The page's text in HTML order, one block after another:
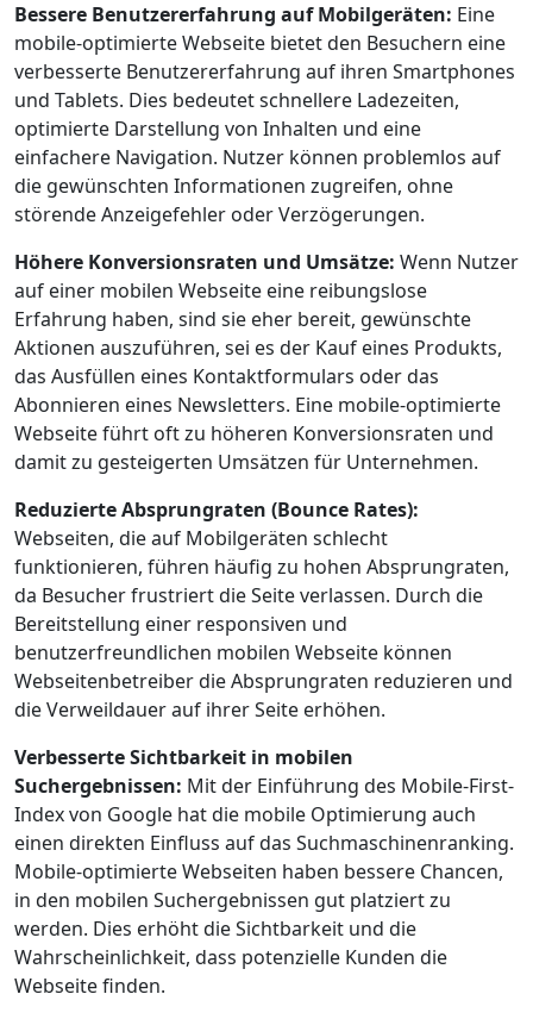
Bessere Benutzererfahrung auf Mobilgeräten: Eine
mobile-optimierte Webseite bietet den Besuchern eine
verbesserte Benutzererfahrung auf ihren Smartphones
und Tablets. Dies bedeutet schnellere Ladezeiten,
optimierte Darstellung von Inhalten und eine
einfachere Navigation. Nutzer können problemlos auf
die gewünschten Informationen zugreifen, ohne
störende Anzeigefehler oder Verzögerungen.
Höhere Konversionsraten und Umsätze: Wenn Nutzer
auf einer mobilen Webseite eine reibungslose
Erfahrung haben, sind sie eher bereit, gewünschte
Aktionen auszuführen, sei es der Kauf eines Produkts,
das Ausfüllen eines Kontaktformulars oder das
Abonnieren eines Newsletters. Eine mobile-optimierte
Webseite führt oft zu höheren Konversionsraten und
damit zu gesteigerten Umsätzen für Unternehmen.
Reduzierte Absprungraten (Bounce Rates):
Webseiten, die auf Mobilgeräten schlecht
funktionieren, führen häufig zu hohen Absprungraten,
da Besucher frustriert die Seite verlassen. Durch die
Bereitstellung einer responsiven und
benutzerfreundlichen mobilen Webseite können
Webseitenbetreiber die Absprungraten reduzieren und
die Verweildauer auf ihrer Seite erhöhen.
Verbesserte Sichtbarkeit in mobilen
Suchergebnissen: Mit der Einführung des Mobile-First-
Index von Google hat die mobile Optimierung auch
einen direkten Einfluss auf das Suchmaschinenranking.
Mobile-optimierte Webseiten haben bessere Chancen,
in den mobilen Suchergebnissen gut platziert zu
werden. Dies erhöht die Sichtbarkeit und die
Wahrscheinlichkeit, dass potenzielle Kunden die
Webseite finden.